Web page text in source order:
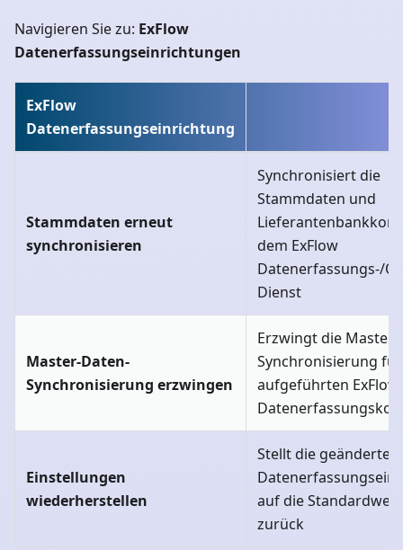
Navigieren Sie zu: ExFlow
Datenerfassungseinrichtungen
ExFlow
Datenerfassungseinrichtung
Stammdaten erneut
synchronisieren
Synchronisiert die
Stammdaten und
dem ExFlow
Datenerfassungs-/
Dienst
Master-Daten-
Synchronisierung erzwingen
Erzwingt die Master-
Synchronisierung
aufgeführten ExFlow
Einstellungen
wiederherstellen
Stellt die geänderten
auf die
zurück